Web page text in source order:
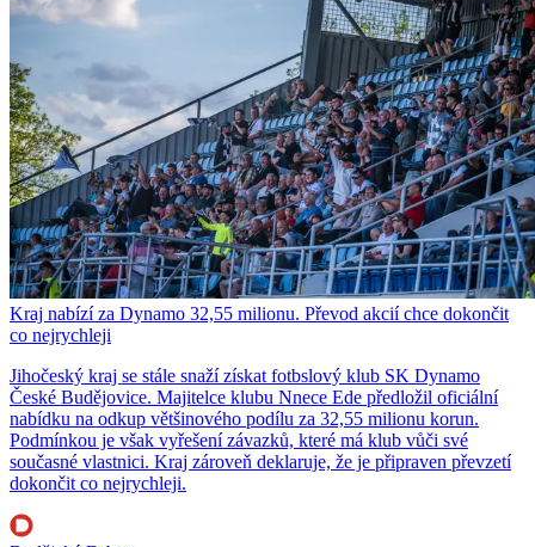
Kraj nabízí za Dynamo 32,55 milionu. Převod akcií chce dokončit
co nejrychleji
Jihočeský kraj se stále snaží získat fotbslový klub SK Dynamo
České Budějovice. Majitelce klubu Nnece Ede předložil oficiální
nabídku na odkup většinového podílu za 32,55 milionu korun.
Podmínkou je však vyřešení závazků, které má klub vůči své
současné vlastnici. Kraj zároveň deklaruje, že je připraven převzetí
dokončit co nejrychleji.